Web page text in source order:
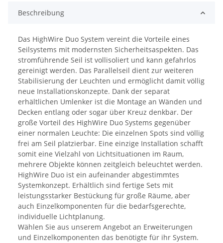
Beschreibung
Das HighWire Duo System vereint die Vorteile eines
Seilsystems mit modernsten Sicherheitsaspekten. Das
stromführende Seil ist vollisoliert und kann gefahrlos
gereinigt werden. Das Parallelseil dient zur weiteren
Stabilisierung der Leuchten und ermöglicht damit völlig
neue Installationskonzepte. Dank der separat
erhältlichen Umlenker ist die Montage an Wänden und
Decken entlang oder sogar über Kreuz denkbar. Der
große Vorteil des HighWire Duo Systems gegenüber
einer normalen Leuchte: Die einzelnen Spots sind völlig
frei am Seil platzierbar. Eine einzige Installation schafft
somit eine Vielzahl von Lichtsituationen im Raum,
mehrere Objekte können zeitgleich beleuchtet werden.
HighWire Duo ist ein aufeinander abgestimmtes
Systemkonzept. Erhältlich sind fertige Sets mit
leistungsstarker Bestückung für große Räume, aber
auch Einzelkomponenten für die bedarfsgerechte,
individuelle Lichtplanung.
Wählen Sie aus unserem Angebot an Erweiterungen
und Einzelkomponenten das benötigte für ihr System.